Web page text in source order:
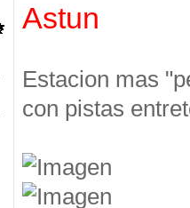
Astun
Estacion mas
con pistas